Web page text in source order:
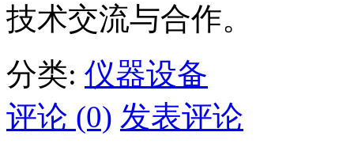
技术交流与合作。
分类: 仪器设备
评论 (0) 发表评论